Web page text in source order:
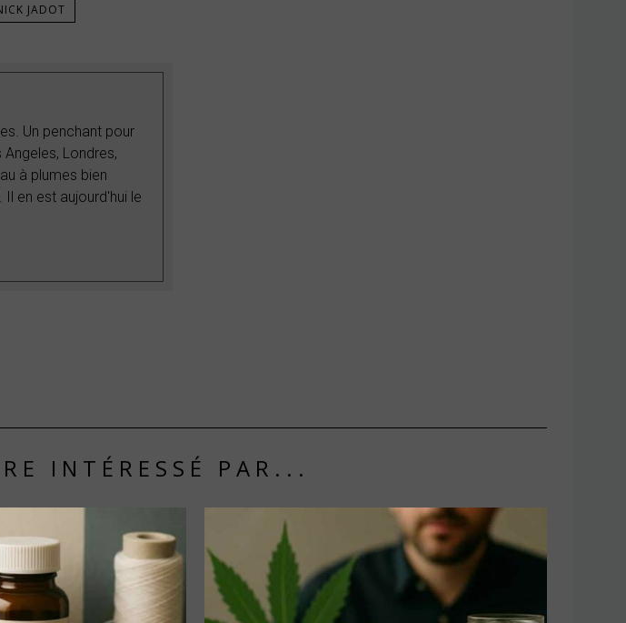
JADOT
Un penchant pour
Londres,
à plumes bien
en est aujourd'hui le
INTÉRESSÉ PAR...